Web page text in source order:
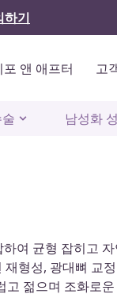
하기
포 앤 애프터 고
남성화
여 균형 잡히고
형성, 광대뼈 교
젊으며 조화로